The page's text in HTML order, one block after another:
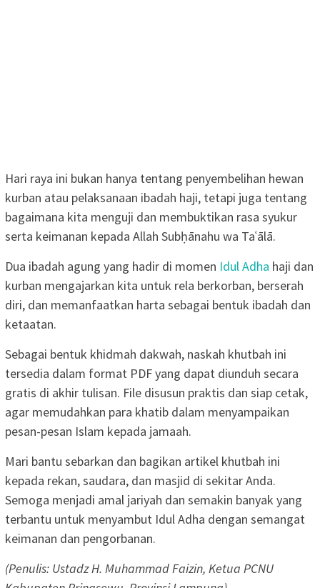
Hari raya ini bukan hanya tentang penyembelihan hewan
kurban atau pelaksanaan ibadah haji, tetapi juga tentang
bagaimana kita menguji dan membuktikan rasa syukur
serta keimanan kepada Allah Subḥānahu wa Taʿālā.
Dua ibadah agung yang hadir di momen Idul Adha haji dan
kurban mengajarkan kita untuk rela berkorban, berserah
diri, dan memanfaatkan harta sebagai bentuk ibadah dan
ketaatan.
Sebagai bentuk khidmah dakwah, naskah khutbah ini
tersedia dalam format PDF yang dapat diunduh secara
gratis di akhir tulisan. File disusun praktis dan siap cetak,
agar memudahkan para khatib dalam menyampaikan
pesan-pesan Islam kepada jamaah.
Mari bantu sebarkan dan bagikan artikel khutbah ini
kepada rekan, saudara, dan masjid di sekitar Anda.
Semoga menjadi amal jariyah dan semakin banyak yang
terbantu untuk menyambut Idul Adha dengan semangat
keimanan dan pengorbanan.
(Penulis: Ustadz H. Muhammad Faizin, Ketua PCNU